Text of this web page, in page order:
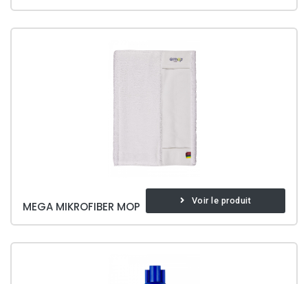
MEGA MIKROFIBER MOP Voir le produit